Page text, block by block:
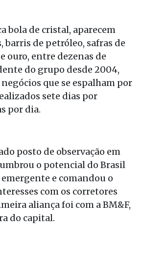
bola de cristal, aparecem
barris de petróleo, safras de
ouro, entre dezenas de
do grupo desde 2004,
que se espalham por
sete dias por
por dia.
posto de observação em
o potencial do Brasil
e comandou o
com os corretores
aliança foi com a BM&F,
do capital.